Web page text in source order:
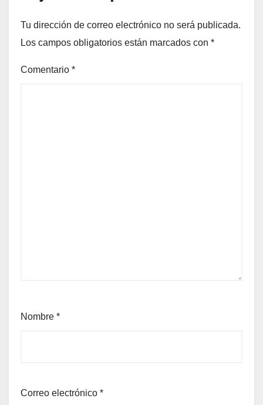
Tu dirección de correo electrónico no será publicada.
Los campos obligatorios están marcados con *
Comentario *
Nombre *
Correo electrónico *